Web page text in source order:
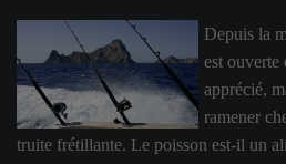
Depuis la
est
apprécié,
ramener
truite frétillante. Le poisson est-il un